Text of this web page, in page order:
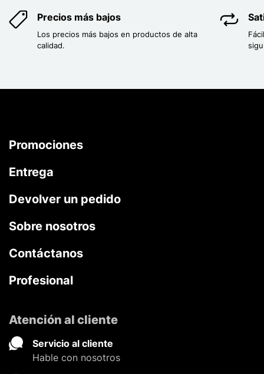
Precios más bajos
Los precios más bajos en productos de alta
calidad.
Promociones
Entrega
Devolver un pedido
Sobre nosotros
Contáctanos
Profesional
Atención al cliente
Servicio al cliente
Hable con nosotros